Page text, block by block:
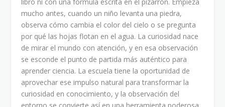
mucho antes, cuando un niño levanta una piedra,
observa cómo cambia el color del cielo o se pregunta
por qué las hojas flotan en el agua. La curiosidad nace
de mirar el mundo con atención, y en esa observación
se esconde el punto de partida más auténtico para
aprender ciencia. La escuela tiene la oportunidad de
aprovechar ese impulso natural para transformar la
curiosidad en conocimiento, y la observación del